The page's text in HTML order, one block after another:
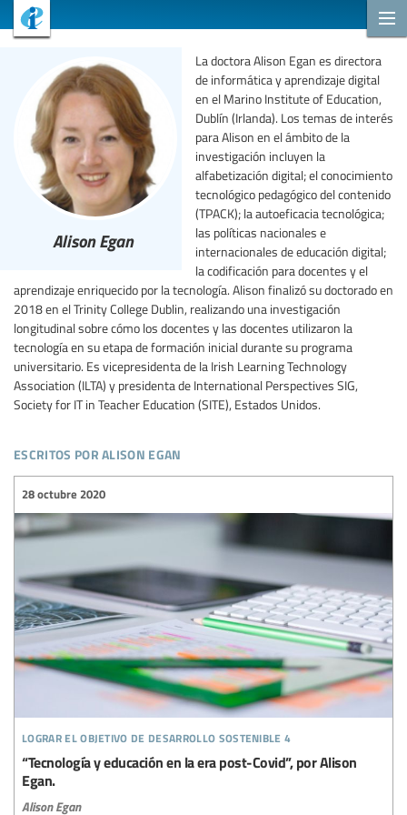
Alison Egan
La doctora Alison Egan es directora
de informática y aprendizaje digital
en el Marino Institute of Education,
Dublín (Irlanda). Los temas de interés
para Alison en el ámbito de la
investigación incluyen la
alfabetización digital; el conocimiento
tecnológico pedagógico del contenido
(TPACK); la autoeficacia tecnológica;
las políticas nacionales e
internacionales de educación digital;
la codificación para docentes y el
aprendizaje enriquecido por la tecnología. Alison finalizó su doctorado en
2018 en el Trinity College Dublin, realizando una investigación
longitudinal sobre cómo los docentes y las docentes utilizaron la
tecnología en su etapa de formación inicial durante su programa
universitario. Es vicepresidenta de la Irish Learning Technology
Association (ILTA) y presidenta de International Perspectives SIG,
Society for IT in Teacher Education (SITE), Estados Unidos.
escritos por alison egan
lograr el objetivo de desarrollo sostenible 4
28 octubre 2020
“Tecnología y educación en la era post-Covid”, por Alison
Egan.
Alison Egan